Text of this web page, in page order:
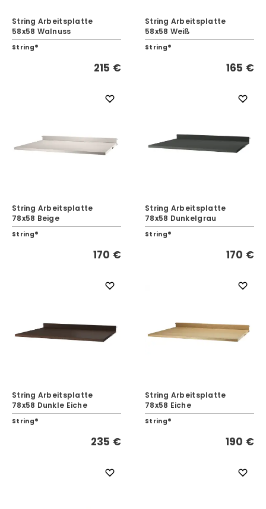
String Arbeitsplatte
58x58 Walnuss
String®
215 €
String Arbeitsplatte
58x58 Weiß
String®
165 €
String Arbeitsplatte
78x58 Beige
String®
170 €
String Arbeitsplatte
78x58 Dunkelgrau
String®
170 €
String Arbeitsplatte
78x58 Dunkle Eiche
String®
235 €
String Arbeitsplatte
78x58 Eiche
String®
190 €